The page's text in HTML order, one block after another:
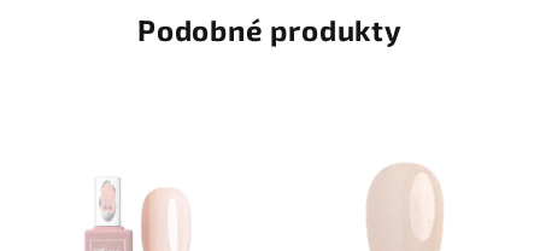
Podobné produkty